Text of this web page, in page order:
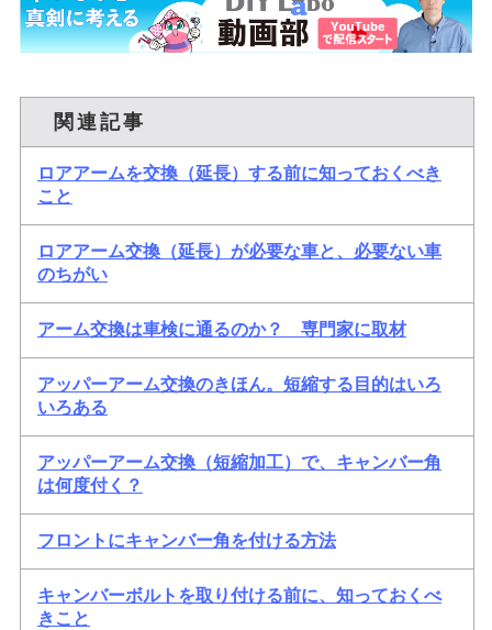
関連記事
ロアアームを交換（延長）する前に知っておくべき
こと
ロアアーム交換（延長）が必要な車と、必要ない車
のちがい
アーム交換は車検に通るのか？ 専門家に取材
アッパーアーム交換のきほん。短縮する目的はいろ
いろある
アッパーアーム交換（短縮加工）で、キャンバー角
は何度付く？
フロントにキャンバー角を付ける方法
キャンバーボルトを取り付ける前に、知っておくべ
きこと